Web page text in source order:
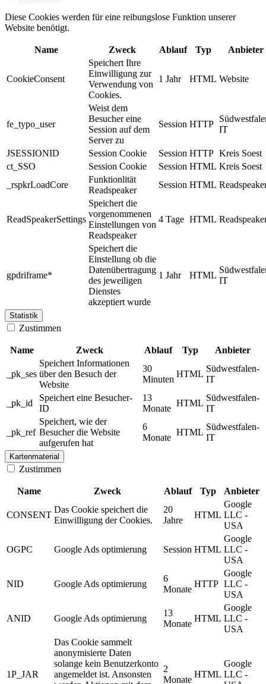
Diese Cookies werden für eine reibungslose Funktion unserer
Website benötigt.
Name Zweck Ablauf Typ Anbieter
CookieConsent
Speichert Ihre
Einwilligung zur
Verwendung von
Cookies.
1 Jahr HTML Website
fe_typo_user
Weist dem
Besucher eine
Session auf dem
Server zu
Session HTTP
IT
JSESSIONID Session Cookie Session HTTP Kreis Soest
ct_SSO
Session Cookie Session HTML Kreis Soest
_rspkrLoadCore
Funktionlität
Readspeaker
Session HTML
ReadSpeakerSettings
Speichert die
vorgenommenen
Einstellungen von
Readspeaker
4 Tage HTML
gpdriframe*
Speichert die
Einstellung ob die
Datenübertragung
des jeweiligen
Dienstes
akzeptiert wurde
1 Jahr HTML
IT
Statistik
Zustimmen
Name Zweck Ablauf Typ Anbieter
_pk_ses
Speichert Informationen
über den Besuch der
Website
30
Minuten
HTML
Südwestfalen-
IT
_pk_id
Speichert eine Besucher-
ID
13
Monate
HTML
Südwestfalen-
IT
_pk_ref
Speichert, wie der
Besucher die Website
aufgerufen hat
6
Monate
HTML
Südwestfalen-
IT
Kartenmaterial
Zustimmen
Name Zweck Ablauf Typ Anbieter
CONSENT
Das Cookie speichert die
Einwilligung der Cookies.
20
Jahre
HTML
Google
LLC -
USA
OGPC Google Ads optimierung Session HTML
Google
LLC -
USA
NID Google Ads optimierung
6
Monate
HTTP
Google
LLC -
USA
ANID Google Ads optimierung
13
Monate
HTML
Google
LLC -
USA
1P_JAR
Das Cookie sammelt
anonymisierte Daten
solange kein Benutzerkonto
angemeldet ist. Ansonsten
2
Monate
HTML
Google
LLC -